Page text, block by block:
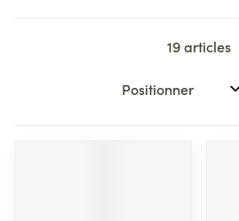
19articles
Trier par: